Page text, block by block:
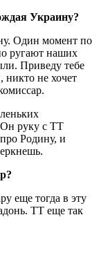
Украину?
Один момент по
ругают наших
Приведу тебе
никто не хочет
Он руку с ТТ
Родину, и
еще тогда в эту
ТТ еще так